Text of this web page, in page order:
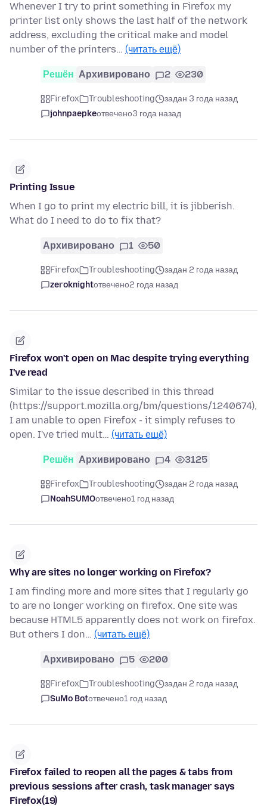
Whenever I try to print something in Firefox my
printer list only shows the last half of the network
address, excluding the critical make and model
number of the printers… (читать ещё)
Решён Архивировано 2 230
Firefox Troubleshooting
задан 3 года назад
johnpaepkeотвечено3 года назад
Printing Issue
When I go to print my electric bill, it is jibberish.
What do I need to do to fix that?
Архивировано 1 50
Firefox Troubleshooting
задан 2 года назад
zeroknightотвечено2 года назад
Firefox won't open on Mac despite trying everything
I've read
Similar to the issue described in this thread
(https://support.mozilla.org/bm/questions/1240674),
I am unable to open Firefox - it simply refuses to
open. I've tried mult… (читать ещё)
Решён Архивировано 4 3125
Firefox Troubleshooting
задан 2 года назад
NoahSUMOотвечено1 год назад
Why are sites no longer working on Firefox?
I am finding more and more sites that I regularly go
to are no longer working on firefox. One site was
because HTML5 apparently does not work on firefox.
But others I don… (читать ещё)
Архивировано 5 200
Firefox Troubleshooting
задан 2 года назад
SuMo Botотвечено1 год назад
Firefox failed to reopen all the pages & tabs from
previous sessions after crash, task manager says
Firefox(19)